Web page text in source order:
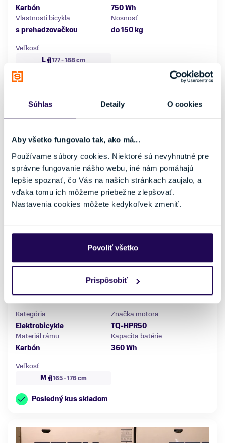
Súhlas Detaily O cookies
Aby všetko fungovalo tak, ako má...
Používame súbory cookies. Niektoré sú nevyhnutné pre
správne fungovanie nášho webu, iné nám pomáhajú
lepšie spoznať, čo Vás na našich stránkach zaujalo, a
vďaka tomu ich môžeme priebežne zlepšovať.
Nastavenia cookies môžete kedykoľvek zmeniť.
Povoliť všetko
Prispôsobiť
Karbón
750 Wh
Vlastnosti bicykla
s prehadzovačkou
Nosnosť
do 150 kg
Veľkosť
L
177 - 188 cm
Testovaný elektrobicykel Trek Fuel EXe 9.9 XX1 AXS Satin
Baja Yellow 2023
-59 %
12999,00 €
5299,00 €
Kategória
Elektrobicykle
Značka motora
TQ-HPR50
Materiál rámu
Karbón
Kapacita batérie
360 Wh
Veľkosť
M
165 - 176 cm
Posledný kus skladom